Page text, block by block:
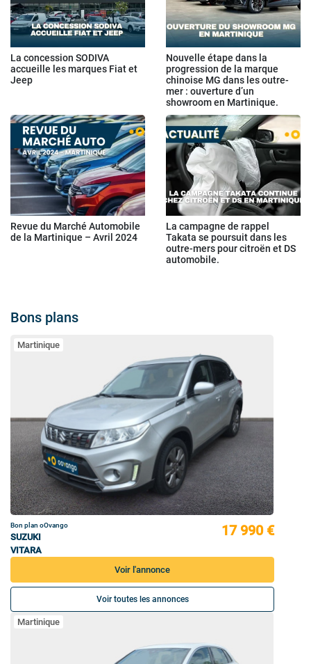
La concession SODIVA
accueille les marques Fiat et
Jeep
Nouvelle étape dans la
progression de la marque
chinoise MG dans les outre-
mer : ouverture d’un
showroom en Martinique.
Revue du Marché Automobile
de la Martinique – Avril 2024
La campagne de rappel
Takata se poursuit dans les
outre-mers pour citroën et DS
automobile.
Bons plans
Martinique
Bon plan oOvango
SUZUKI
VITARA
17 990 €
Voir l'annonce
Voir toutes les annonces
Martinique